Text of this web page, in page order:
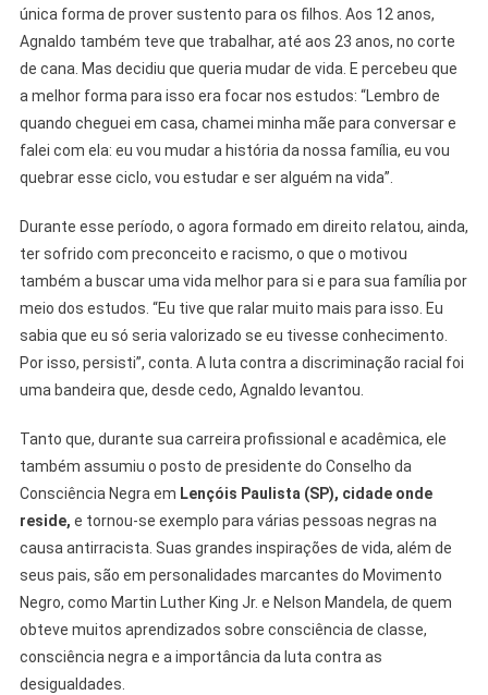
única forma de prover sustento para os filhos. Aos 12 anos,
Agnaldo também teve que trabalhar, até aos 23 anos, no corte
de cana. Mas decidiu que queria mudar de vida. E percebeu que
a melhor forma para isso era focar nos estudos: “Lembro de
quando cheguei em casa, chamei minha mãe para conversar e
falei com ela: eu vou mudar a história da nossa família, eu vou
quebrar esse ciclo, vou estudar e ser alguém na vida”.
Durante esse período, o agora formado em direito relatou, ainda,
ter sofrido com preconceito e racismo, o que o motivou
também a buscar uma vida melhor para si e para sua família por
meio dos estudos. “Eu tive que ralar muito mais para isso. Eu
sabia que eu só seria valorizado se eu tivesse conhecimento.
Por isso, persisti”, conta. A luta contra a discriminação racial foi
uma bandeira que, desde cedo, Agnaldo levantou.
Tanto que, durante sua carreira profissional e acadêmica, ele
também assumiu o posto de presidente do Conselho da
Consciência Negra em Lençóis Paulista (SP), cidade onde
reside, e tornou-se exemplo para várias pessoas negras na
causa antirracista. Suas grandes inspirações de vida, além de
seus pais, são em personalidades marcantes do Movimento
Negro, como Martin Luther King Jr. e Nelson Mandela, de quem
obteve muitos aprendizados sobre consciência de classe,
consciência negra e a importância da luta contra as
desigualdades.